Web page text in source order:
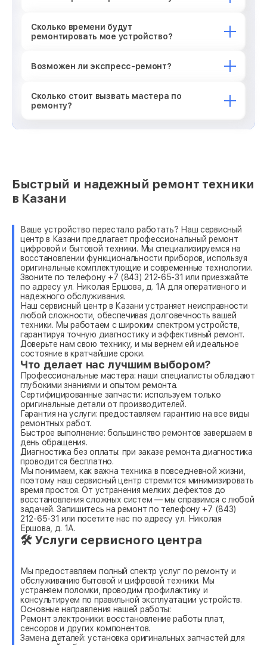
Сколько времени будут
ремонтировать мое устройство?
Возможен ли экспресс-ремонт?
Сколько стоит вызвать мастера по
ремонту?
Быстрый и надежный ремонт техники
в Казани
Ваше устройство перестало работать? Наш сервисный
центр в Казани предлагает профессиональный ремонт
цифровой и бытовой техники. Мы специализируемся на
восстановлении функциональности приборов, используя
оригинальные комплектующие и современные технологии.
Звоните по телефону +7 (843) 212-65-31 или приезжайте
по адресу ул. Николая Ершова, д. 1А для оперативного и
надежного обслуживания.
Наш сервисный центр в Казани устраняет неисправности
любой сложности, обеспечивая долговечность вашей
техники. Мы работаем с широким спектром устройств,
гарантируя точную диагностику и эффективный ремонт.
Доверьте нам свою технику, и мы вернем ей идеальное
состояние в кратчайшие сроки.
Что делает нас лучшим выбором?
Профессиональные мастера: наши специалисты обладают
глубокими знаниями и опытом ремонта.
Сертифицированные запчасти: используем только
оригинальные детали от производителей.
Гарантия на услуги: предоставляем гарантию на все виды
ремонтных работ.
Быстрое выполнение: большинство ремонтов завершаем в
день обращения.
Диагностика без оплаты: при заказе ремонта диагностика
проводится бесплатно.
Мы понимаем, как важна техника в повседневной жизни,
поэтому наш сервисный центр стремится минимизировать
время простоя. От устранения мелких дефектов до
восстановления сложных систем — мы справимся с любой
задачей. Запишитесь на ремонт по телефону +7 (843)
212-65-31 или посетите нас по адресу ул. Николая
Ершова, д. 1А.
🛠 Услуги сервисного центра
Мы предоставляем полный спектр услуг по ремонту и
обслуживанию бытовой и цифровой техники. Мы
устраняем поломки, проводим профилактику и
консультируем по правильной эксплуатации устройств.
Основные направления нашей работы:
Ремонт электроники: восстановление работы плат,
сенсоров и других компонентов.
Замена деталей: установка оригинальных запчастей для